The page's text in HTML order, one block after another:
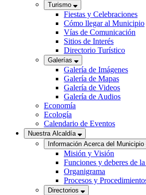
Turismo
Fiestas y Celebraciones
Cómo llegar al Municipio
Vías de Comunicación
Sitios de Interés
Directorio Turístico
Galerías
Galería de Imágenes
Galería de Mapas
Galería de Videos
Galería de Audios
Economía
Ecología
Calendario de Eventos
Nuestra Alcaldía
Información Acerca del Municipio
Misión y Visión
Funciones y deberes de
Organigrama
Procesos y
Directorios